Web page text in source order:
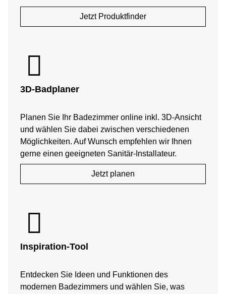
Jetzt Produktfinder
3D-Badplaner
Planen Sie Ihr Badezimmer online inkl. 3D-Ansicht
und wählen Sie dabei zwischen verschiedenen
Möglichkeiten. Auf Wunsch empfehlen wir Ihnen
gerne einen geeigneten Sanitär-Installateur.
Jetzt planen
Inspiration-Tool
Entdecken Sie Ideen und Funktionen des
modernen Badezimmers und wählen Sie, was